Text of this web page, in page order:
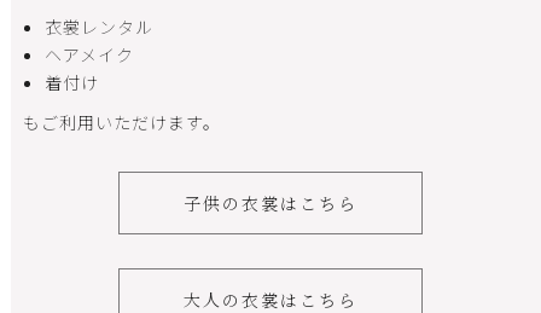
衣裳レンタル
ヘアメイク
着付け
もご利用いただけます。
子供の衣裳はこちら
大人の衣裳はこちら